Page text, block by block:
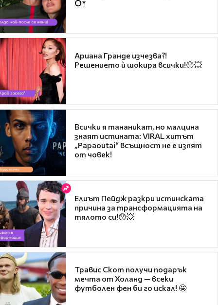
💍🍾
Ариана Гранде изчезва?!
Решението ѝ шокира всички!😯💥
Всички я тананикат, но малцина
знаят истината: VIRAL хитът
„Papaoutai“ всъщност не е изпят
от човек!
Елиът Пейдж разкри истинската
причина за трансформацията на
тялото си!😯💥
Травис Скот получи подарък
мечта от Холанд — всеки
футболен фен би го искал! 🤩